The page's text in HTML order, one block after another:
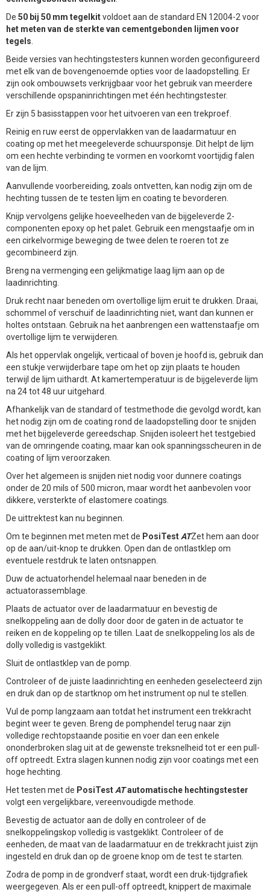
De 50 bij 50 mm tegelkitvoldoet aan de standard EN 12004-2 voor
het meten van de sterkte van cementgebonden lijmen voor
tegels
Beide versies van hechtingstesters kunnen worden geconfigureerd
met elk van de bovengenoemde opties voor de laadopstelling. Er
zijn ook ombouwsets verkrijgbaar voor het gebruik van meerdere
verschillende opspaninrichtingen met één hechtingstester.
Er zijn 5 basisstappen voor het uitvoeren van een trekproef.
Reinig en ruw eerst de oppervlakken van de laadarmatuur en
coating op met het meegeleverde schuursponsje. Dit helpt de lijm
om een hechte verbinding te vormen en voorkomt voortijdig falen
van de lijm.
Aanvullende voorbereiding, zoals ontvetten, kan nodig zijn om de
hechting tussen de te testen lijm en coating te bevorderen.
Knijp vervolgens gelijke hoeveelheden van de bijgeleverde 2-
componenten epoxy op het palet. Gebruik een mengstaafje om in
een cirkelvormige beweging de twee delen te roeren tot ze
gecombineerd zijn.
Breng na vermenging een gelijkmatige laag lijm aan op de
laadinrichting.
Druk recht naar beneden om overtollige lijm eruit te drukken. Draai,
schommel of verschuif de laadinrichting niet, want dan kunnen er
holtes ontstaan. Gebruik na het aanbrengen een wattenstaafje om
overtollige lijm te verwijderen.
Als het oppervlak ongelijk, verticaal of boven je hoofd is, gebruik dan
een stukje verwijderbare tape om het op zijn plaats te houden
terwijl de lijm uithardt. At kamertemperatuur is de bijgeleverde lijm
na 24 tot 48 uur uitgehard.
Afhankelijk van de standard of testmethode die gevolgd wordt, kan
het nodig zijn om de coating rond de laadopstelling door te snijden
met het bijgeleverde gereedschap. Snijden isoleert het testgebied
van de omringende coating, maar kan ook spanningsscheuren in de
coating of lijm veroorzaken.
Over het algemeen is snijden niet nodig voor dunnere coatings
onder de 20 mils of 500 micron, maar wordt het aanbevolen voor
dikkere, versterkte of elastomere coatings.
De uittrektest kan nu beginnen.
Om te beginnen met meten met de PosiTest ATZet hem aan door
op de aan/uit-knop te drukken. Open dan de ontlastklep om
eventuele restdruk te laten ontsnappen.
Duw de actuatorhendel helemaal naar beneden in de
actuatorassemblage.
Plaats de actuator over de laadarmatuur en bevestig de
snelkoppeling aan de dolly door door de gaten in de actuator te
reiken en de koppeling op te tillen. Laat de snelkoppeling los als de
dolly volledig is vastgeklikt.
Sluit de ontlastklep van de pomp.
Controleer of de juiste laadinrichting en eenheden geselecteerd zijn
en druk dan op de startknop om het instrument op nul te stellen.
Vul de pomp langzaam aan totdat het instrument een trekkracht
begint weer te geven. Breng de pomphendel terug naar zijn
volledige rechtopstaande positie en voer dan een enkele
ononderbroken slag uit at de gewenste treksnelheid tot er een pull-
off optreedt. Extra slagen kunnen nodig zijn voor coatings met een
hoge hechting.
Het testen met de PosiTest ATautomatische hechtingstester
volgt een vergelijkbare, vereenvoudigde methode.
Bevestig de actuator aan de dolly en controleer of de
snelkoppelingskop volledig is vastgeklikt. Controleer of de
eenheden, de maat van de laadarmatuur en de trekkracht juist zijn
ingesteld en druk dan op de groene knop om de test te starten.
Zodra de pomp in de grondverf staat, wordt een druk-tijdgrafiek
weergegeven. Als er een pull-off optreedt, knippert de maximale